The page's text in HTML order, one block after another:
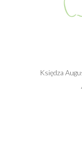
Księdza